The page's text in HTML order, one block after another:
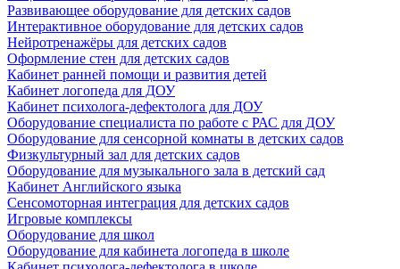
Развивающее оборудование для детских садов
Интерактивное оборудование для детских садов
Нейротренажёры для детских садов
Оформление стен для детских садов
Кабинет ранней помощи и развития детей
Кабинет логопеда для ДОУ
Кабинет психолога-дефектолога для ДОУ
Оборудование специалиста по работе с РАС для ДОУ
Оборудование для сенсорной комнаты в детских садов
Физкультурный зал для детских садов
Оборудование для музыкального зала в детский сад
Кабинет Английского языка
Сенсомоторная интеграция для детских садов
Игровые комплексы
Оборудование для школ
Оборудование для кабинета логопеда в школе